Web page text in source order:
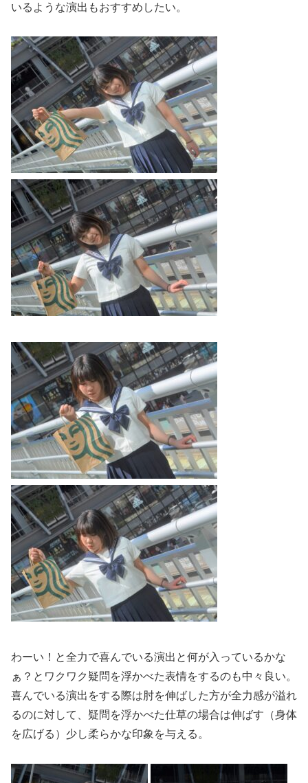
いるような演出もおすすめしたい。
わーい！と全力で喜んでいる演出と何が入っているかな
ぁ？ とワクワク疑問を浮かべた表情をするのも中々良い。
喜んでいる演出をする際は肘を伸ばした方が全力感が溢れ
るのに対して、疑問を浮かべた仕草の場合は伸ばす（身体
を広げる） 少し柔らかな印象を与える。